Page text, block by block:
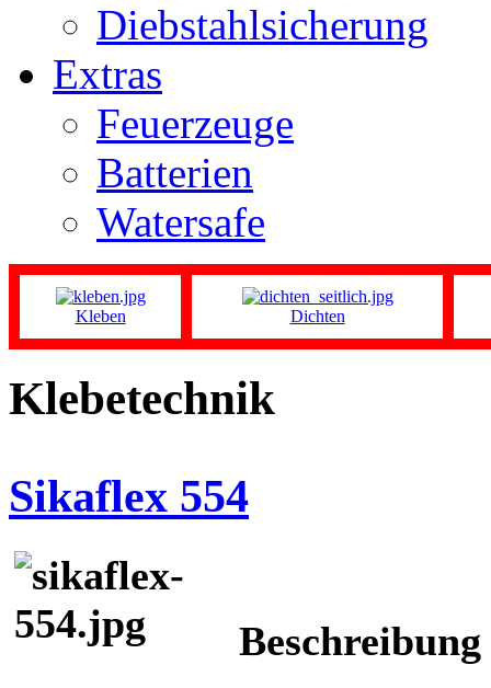
Diebstahlsicherung
Extras
Feuerzeuge
Batterien
Watersafe
Kleben Dichten
Klebetechnik
Sikaflex 554
Beschreibung